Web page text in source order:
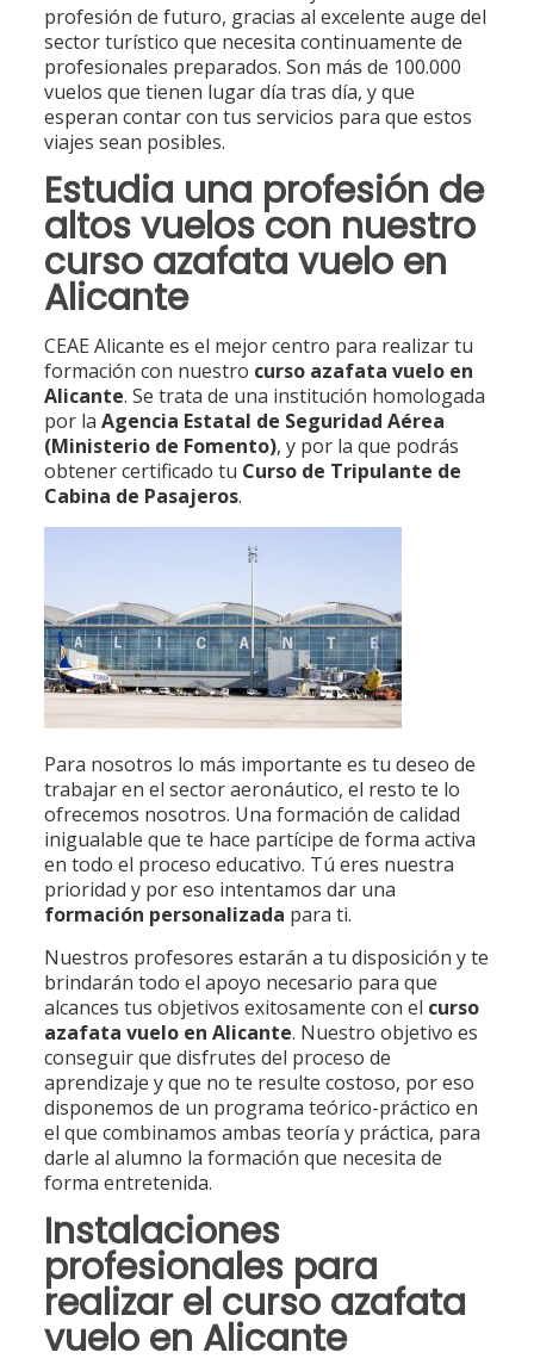
profesión de futuro, gracias al excelente auge del
sector turístico que necesita continuamente de
profesionales preparados. Son más de 100.000
vuelos que tienen lugar día tras día, y que
esperan contar con tus servicios para que estos
viajes sean posibles.
Estudia una profesión de
altos vuelos con nuestro
curso azafata vuelo en
Alicante
CEAE Alicante es el mejor centro para realizar tu
formación con nuestro curso azafata vuelo en
Alicante. Se trata de una institución homologada
por la Agencia Estatal de Seguridad Aérea
(Ministerio de Fomento), y por la que podrás
obtener certificado tu Curso de Tripulante de
Cabina de Pasajeros.
Para nosotros lo más importante es tu deseo de
trabajar en el sector aeronáutico, el resto te lo
ofrecemos nosotros. Una formación de calidad
inigualable que te hace partícipe de forma activa
en todo el proceso educativo. Tú eres nuestra
prioridad y por eso intentamos dar una
formación personalizada para ti.
Nuestros profesores estarán a tu disposición y te
brindarán todo el apoyo necesario para que
alcances tus objetivos exitosamente con el curso
azafata vuelo en Alicante. Nuestro objetivo es
conseguir que disfrutes del proceso de
aprendizaje y que no te resulte costoso, por eso
disponemos de un programa teórico-práctico en
el que combinamos ambas teoría y práctica, para
darle al alumno la formación que necesita de
forma entretenida.
Instalaciones
profesionales para
realizar el curso azafata
vuelo en Alicante